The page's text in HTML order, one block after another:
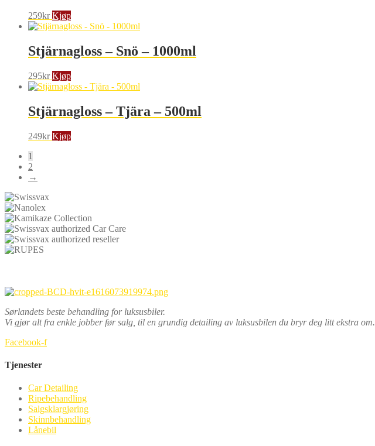
259kr Kjøp
Stjärnagloss – Snö – 1000ml
295kr Kjøp
Stjärnagloss – Tjära – 500ml
249kr Kjøp
1
2
→
Sørlandets beste behandling for luksusbiler.
Vi gjør alt fra enkle jobber før salg, til en grundig detailing av luksusbilen du bryr deg litt ekstra om.
Facebook-f
Tjenester
Car Detailing
Ripebehandling
Salgsklargjøring
Skinnbehandling
Lånebil